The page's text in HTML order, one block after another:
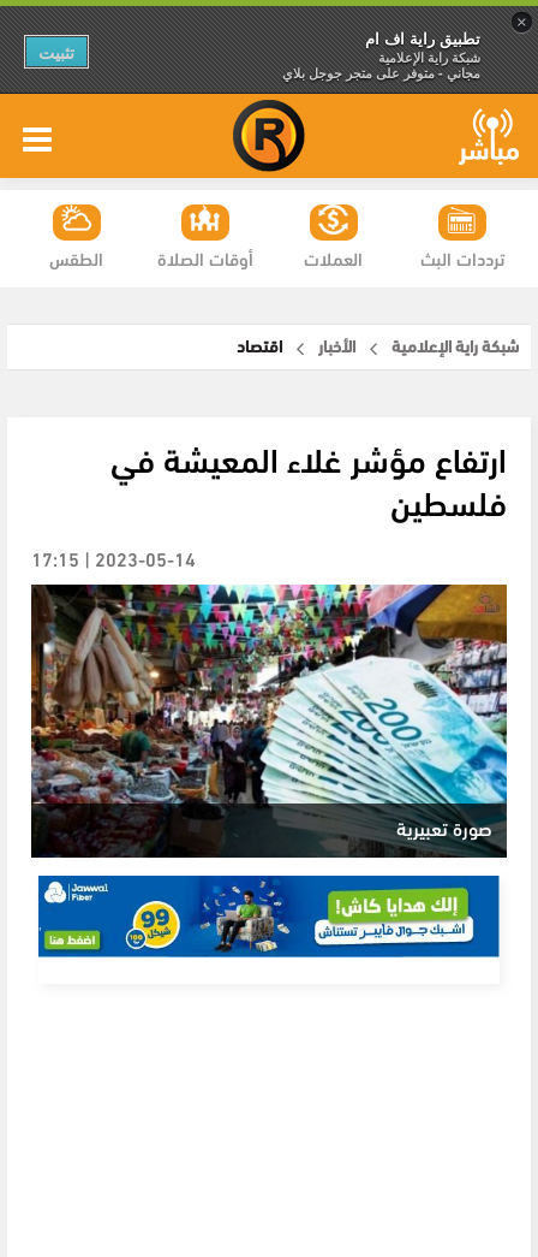
×
تطبيق راية اف ام
شبكة راية الإعلامية
مجاني - متوفر على متجر جوجل بلاي
تثبيت
الطقس أوقات الصلاة العملات ترددات البث
شبكة راية الإعلامية الأخبار اقتصاد
ارتفاع مؤشر غلاء المعيشة في
فلسطين
2023-05-14 | 17:15
صورة تعبيرية